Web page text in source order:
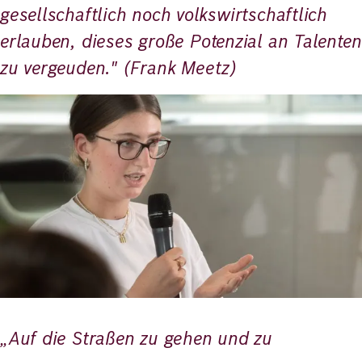
gesellschaftlich noch volkswirtschaftlich
erlauben, dieses große Potenzial an Talenten
zu vergeuden." (Frank Meetz)
Bild
„Auf die Straßen zu gehen und zu